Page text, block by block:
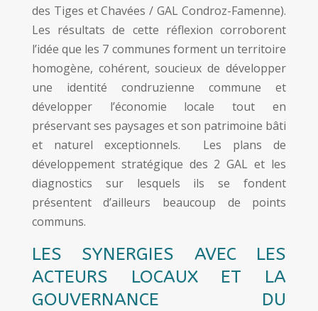
des Tiges et Chavées / GAL Condroz-Famenne).
Les résultats de cette réflexion corroborent
l’idée que les 7 communes forment un territoire
homogène, cohérent, soucieux de développer
une identité condruzienne commune et
développer l’économie locale tout en
préservant ses paysages et son patrimoine bâti
et naturel exceptionnels. Les plans de
développement stratégique des 2 GAL et les
diagnostics sur lesquels ils se fondent
présentent d’ailleurs beaucoup de points
communs.
LES SYNERGIES AVEC LES
ACTEURS LOCAUX ET LA
GOUVERNANCE DU